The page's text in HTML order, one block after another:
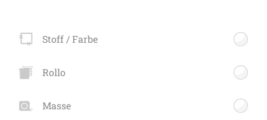
Stoff / Farbe
Rollo
Masse